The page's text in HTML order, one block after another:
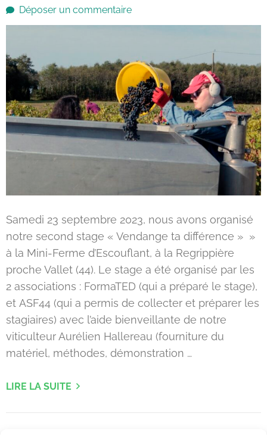
Déposer un commentaire
Samedi 23 septembre 2023, nous avons organisé
notre second stage « Vendange ta différence » »
à la Mini-Ferme d’Escouflant, à la Regrippière
proche Vallet (44). Le stage a été organisé par les
2 associations : FormaTED (qui a préparé le stage),
et ASF44 (qui a permis de collecter et préparer les
stagiaires) avec l’aide bienveillante de notre
viticulteur Aurélien Hallereau (fourniture du
matériel, méthodes, démonstration …
LIRE LA SUITE